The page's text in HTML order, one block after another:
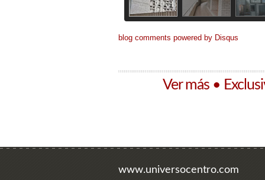
blog comments powered by Disqus
Ver más •
www.universocentro.com